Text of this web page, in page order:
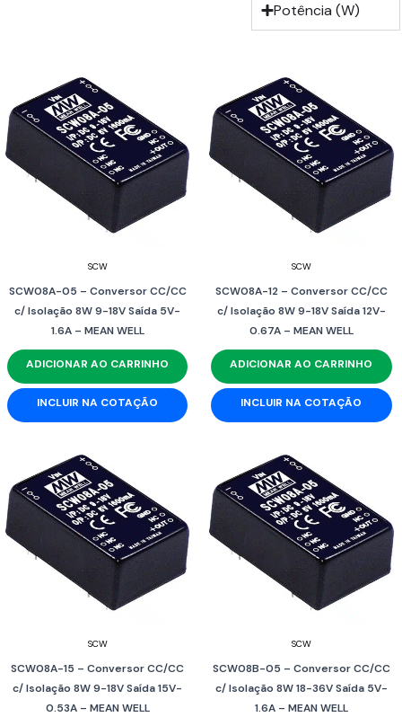
Potência (W)
SCW
SCW08A-05 – Conversor CC/CC
c/ Isolação 8W 9-18V Saída 5V-
1.6A – MEAN WELL
ADICIONAR AO CARRINHO
INCLUIR NA COTAÇÃO
SCW
SCW08A-12 – Conversor CC/CC
c/ Isolação 8W 9-18V Saída 12V-
0.67A – MEAN WELL
ADICIONAR AO CARRINHO
INCLUIR NA COTAÇÃO
SCW
SCW08A-15 – Conversor CC/CC
c/ Isolação 8W 9-18V Saída 15V-
0.53A – MEAN WELL
SCW
SCW08B-05 – Conversor CC/CC
c/ Isolação 8W 18-36V Saída 5V-
1.6A – MEAN WELL